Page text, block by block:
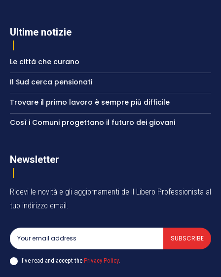
Ultime notizie
Le città che curano
Il Sud cerca pensionati
Trovare il primo lavoro è sempre più difficile
Così i Comuni progettano il futuro dei giovani
Newsletter
Ricevi le novità e gli aggiornamenti de Il Libero Professionista al
tuo indirizzo email.
SUBSCRIBE
I've read and accept the Privacy Policy.